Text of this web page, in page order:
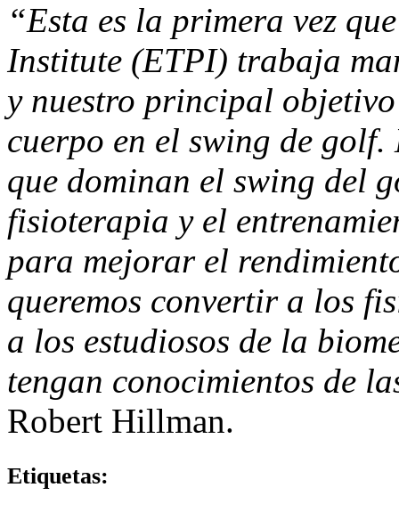
“Esta es la primera vez
Institute (ETPI) trabaja
y nuestro principal
cuerpo en el swing de
que dominan el swing del
fisioterapia y el
para mejorar el
queremos convertir a los
a los estudiosos de la
tengan conocimientos de
Robert Hillman.
Etiquetas: